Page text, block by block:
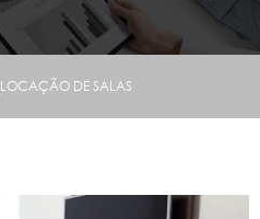
LOCAÇÃO DE SALAS